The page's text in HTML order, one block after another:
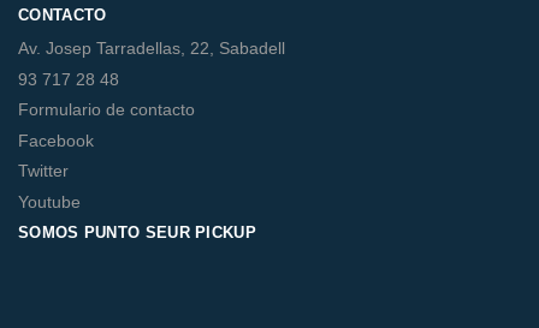
CONTACTO
Av. Josep Tarradellas, 22, Sabadell
93 717 28 48
Formulario de contacto
Facebook
Twitter
Youtube
SOMOS PUNTO SEUR PICKUP